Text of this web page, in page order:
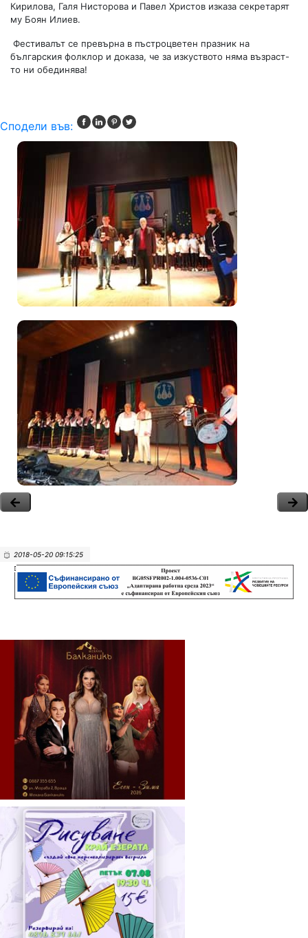
Кирилова, Галя Нисторова и Павел Христов изказа секретарят
му Боян Илиев.
Фестивалът се превърна в пъстроцветен празник на
българския фолклор и доказа, че за изкуството няма възраст-
то ни обединява!
Сподели във:
2018-05-20 09:15:25